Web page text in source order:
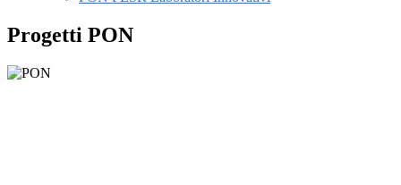
Progetti PON